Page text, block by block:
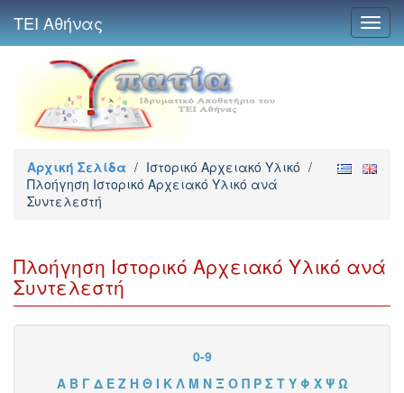
ΤΕΙ Αθήνας
Αρχική Σελίδα / Ιστορικό Αρχειακό Υλικό /
Πλοήγηση Ιστορικό Αρχειακό Υλικό ανά
Συντελεστή
Πλοήγηση Ιστορικό Αρχειακό Υλικό ανά
Συντελεστή
0-9
Α Β Γ Δ Ε Ζ Η Θ Ι Κ Λ Μ Ν Ξ Ο Π Ρ Σ Τ Υ Φ Χ Ψ Ω